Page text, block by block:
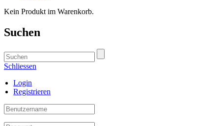
Kein Produkt im Warenkorb.
Suchen
Schliessen
Login
Registrieren